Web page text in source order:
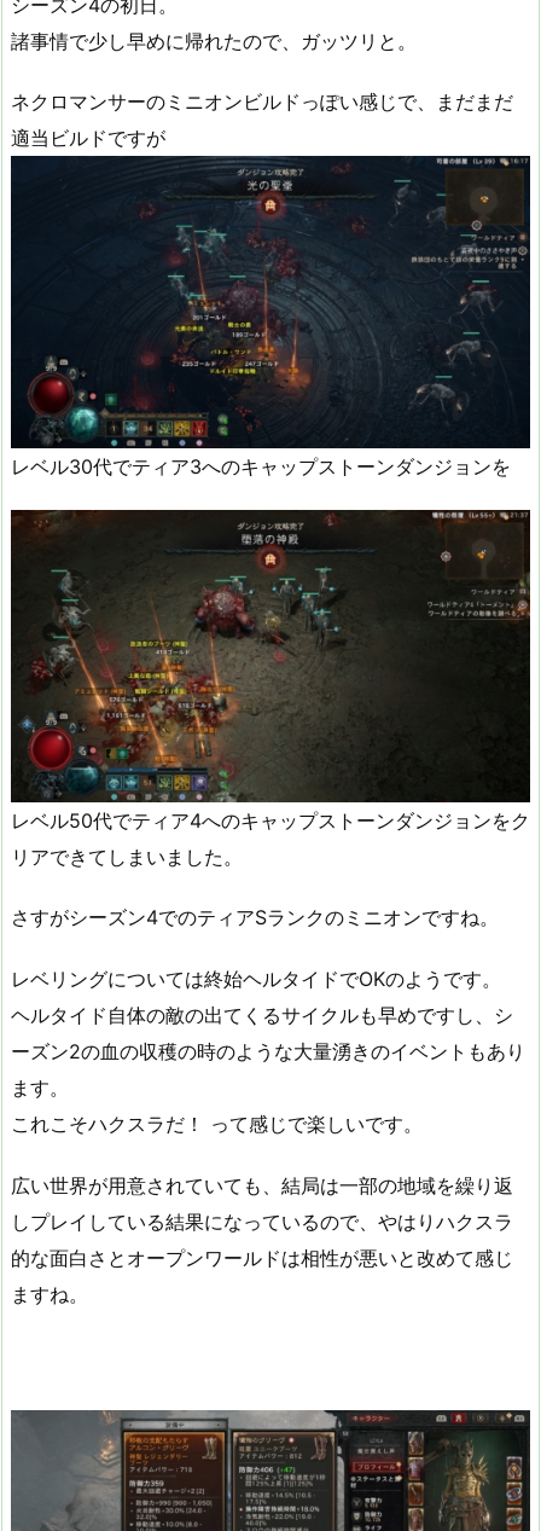
諸事情で少し早めに帰れたので、ガッツリと。
ネクロマンサーのミニオンビルドっぽい感じで、まだまだ
適当ビルドですが
レベル30代でティア3へのキャップストーンダンジョンを
レベル50代でティア4へのキャップストーンダンジョンをク
リアできてしまいました。
さすがシーズン4でのティアSランクのミニオンですね。
レベリングについては終始ヘルタイドでOKのようです。
ヘルタイド自体の敵の出てくるサイクルも早めですし、シ
ーズン2の血の収穫の時のような大量湧きのイベントもあり
ます。
これこそハクスラだ！ って感じで楽しいです。
広い世界が用意されていても、結局は一部の地域を繰り返
しプレイしている結果になっているので、やはりハクスラ
的な面白さとオープンワールドは相性が悪いと改めて感じ
ますね。